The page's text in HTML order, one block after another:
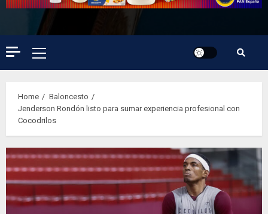
Primary
Menu
Home
Baloncesto
Jenderson Rondón listo para sumar experiencia profesional con
Cocodrilos